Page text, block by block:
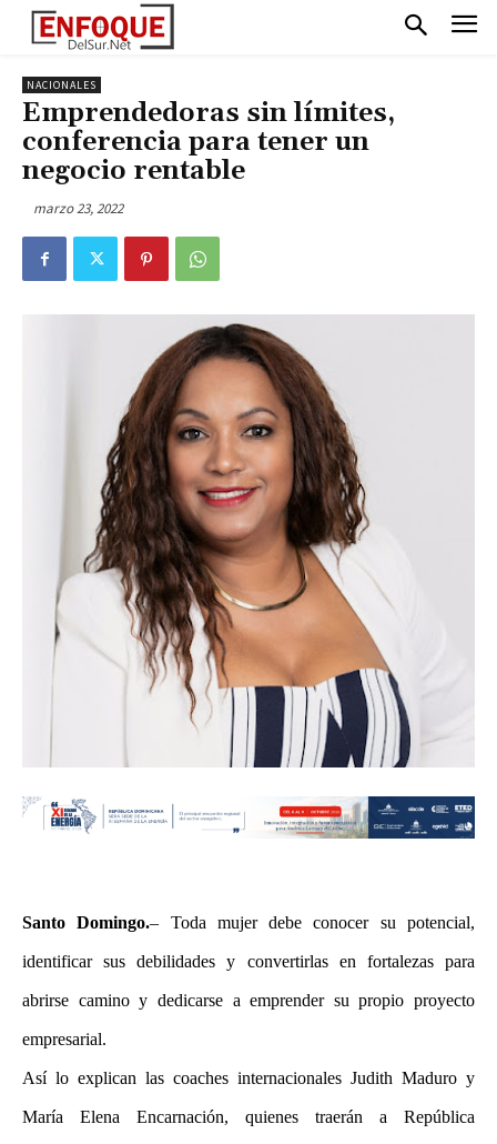
NACIONALES
Emprendedoras sin límites,
conferencia para tener un
negocio rentable
marzo 23, 2022
Santo Domingo.– Toda mujer debe conocer su potencial,
identificar sus debilidades y convertirlas en fortalezas para
abrirse camino y dedicarse a emprender su propio proyecto
empresarial.
Así lo explican las coaches internacionales Judith Maduro y
María Elena Encarnación, quienes traerán a República